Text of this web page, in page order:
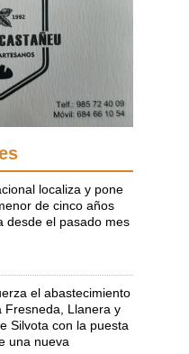
localiza y pone
de cinco años
desde el pasado mes
el abastecimiento
Fresneda, Llanera y
Silvota con la puesta
una nueva